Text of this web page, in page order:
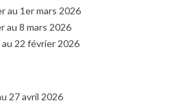
au 1er mars 2026
au 8 mars 2026
22 février 2026
27 avril 2026